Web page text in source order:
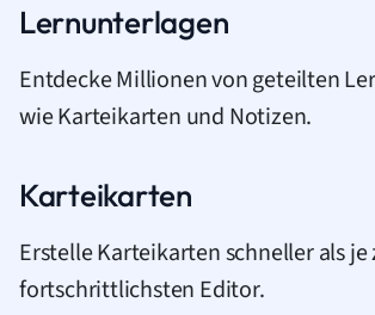
Lernunterlagen
Entdecke Millionen von geteilten
wie Karteikarten und Notizen.
Karteikarten
Erstelle Karteikarten schneller als
fortschrittlichsten Editor.